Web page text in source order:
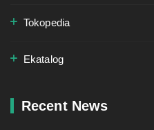
Tokopedia
Ekatalog
Recent News